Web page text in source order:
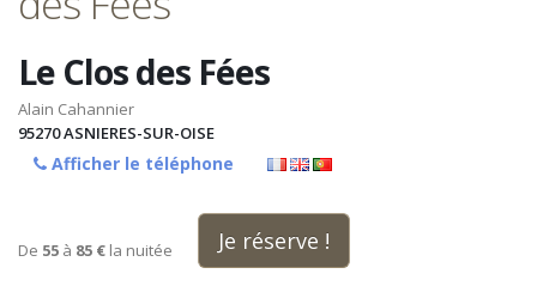
Le Clos des Fées
Alain Cahannier
95270ASNIERES-SUR-OISE
Afficher le téléphone
De 55 à 85 € la nuitée Je réserve !